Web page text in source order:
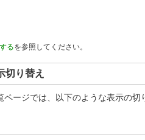
るを参照してください。
切り替え
ージでは、以下のような表示の切